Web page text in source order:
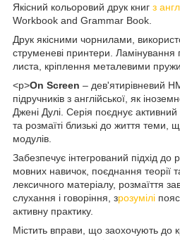
Якісний кольоровий друк книг з
Workbook and Grammar Book.
Друк якісними чорнилами,
струменеві принтери. Ламінування
листа, кріплення металевими
<p>On Screen – дев'ятирівневий
підручників з англійської, як
Джені Дулі. Серія поєднує
та розмаїті близькі до життя
модулів.
Забезпечує інтегрований підхід до
мовних навичок, поєднання теорії
лексичного матеріалу, розмаїття
слухання і говоріння, зрозумілі
активну практику.
Містить вправи, що заохочують до